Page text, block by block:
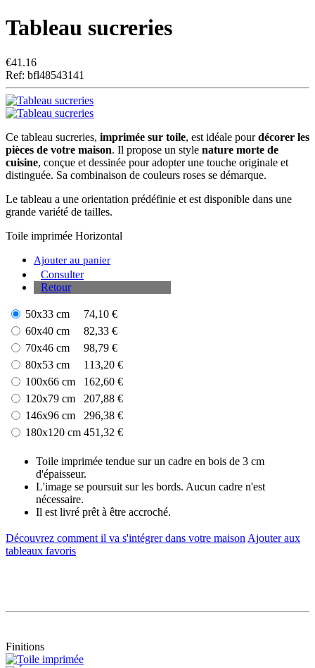
Tableau sucreries
€41.16
Ref: bfl48543141
Ce tableau sucreries, imprimée sur toile, est idéale pourdécorer les
pièces de votre maison. Il propose un style nature morte de
cuisine, conçue et dessinée pour adopter une touche originale et
distinguée. Sa combinaison de couleurs roses se démarque.
Le tableau a une orientation prédéfinie et est disponible dans une
grande variété de tailles.
Toile imprimée Horizontal
Ajouter au panier
Consulter
Retour
50x33 cm
74,10 €
60x40 cm
82,33 €
70x46 cm
98,79 €
80x53 cm
113,20 €
100x66 cm
162,60 €
120x79 cm
207,88 €
146x96 cm
296,38 €
180x120 cm 451,32 €
Toile imprimée tendue sur un cadre en bois de 3 cm
d'épaisseur.
L'image se poursuit sur les bords. Aucun cadre n'est
nécessaire.
Il est livré prêt à être accroché.
Découvrez comment il va s'intégrer dans votre maison Ajouter aux
tableaux favoris
Finitions